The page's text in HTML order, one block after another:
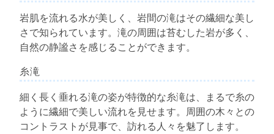
岩肌を流れる水が美しく、岩間の滝はその繊細な美し
さで知られています。滝の周囲は苔むした岩が多く、
自然の静謐さを感じることができます。
糸滝
細く長く垂れる滝の姿が特徴的な糸滝は、まるで糸の
ように繊細で美しい流れを見せます。周囲の木々との
コントラストが見事で、訪れる人々を魅了します。